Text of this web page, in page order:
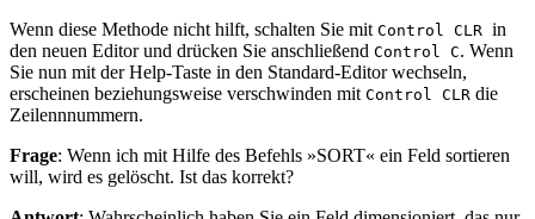
Wenn diese Methode nicht hilft, schalten Sie mit Control CLR in
den neuen Editor und drücken Sie anschließend Control C. Wenn
Sie nun mit der Help-Taste in den Standard-Editor wechseln,
erscheinen beziehungsweise verschwinden mit Control CLR die
Zeilennnummern.
Frage: Wenn ich mit Hilfe des Befehls »SORT« ein Feld sortieren
will, wird es gelöscht. Ist das korrekt?